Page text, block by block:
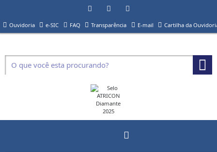
Ouvidoria e-SIC FAQ Transparência E-mail Cartilha da